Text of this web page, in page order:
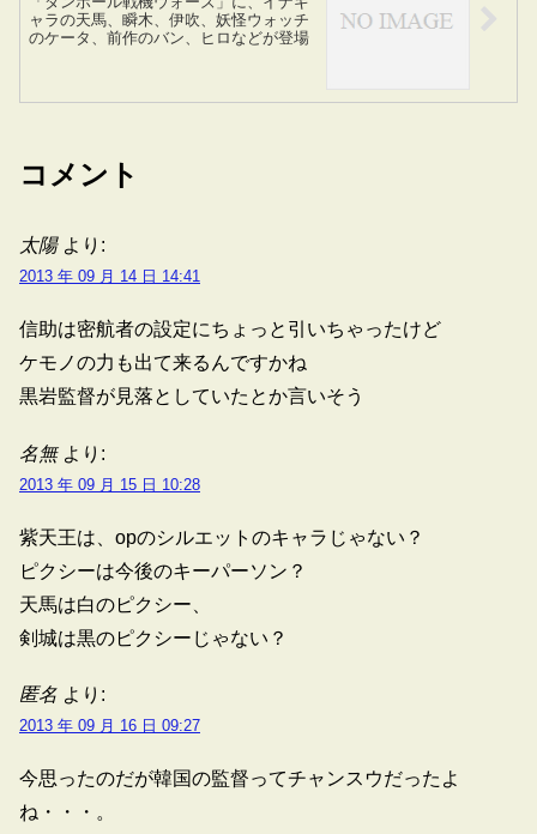
ャラの天馬、瞬木、伊吹、妖怪ウォッチ
のケータ、前作のバン、ヒロなどが登場
コメント
太陽 より:
2013 年 09 月 14 日 14:41
信助は密航者の設定にちょっと引いちゃったけど
ケモノの力も出て来るんですかね
黒岩監督が見落としていたとか言いそう
名無 より:
2013 年 09 月 15 日 10:28
紫天王は、opのシルエットのキャラじゃない？
ピクシーは今後のキーパーソン？
天馬は白のピクシー、
剣城は黒のピクシーじゃない？
匿名 より:
2013 年 09 月 16 日 09:27
今思ったのだが韓国の監督ってチャンスウだったよ
ね・・・。